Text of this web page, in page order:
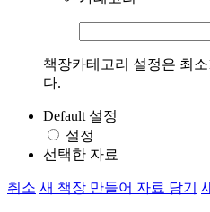
책장카테고리 설정은 최
다.
Default 설정
설정
선택한 자료
취소 새 책장 만들어 자료 담기